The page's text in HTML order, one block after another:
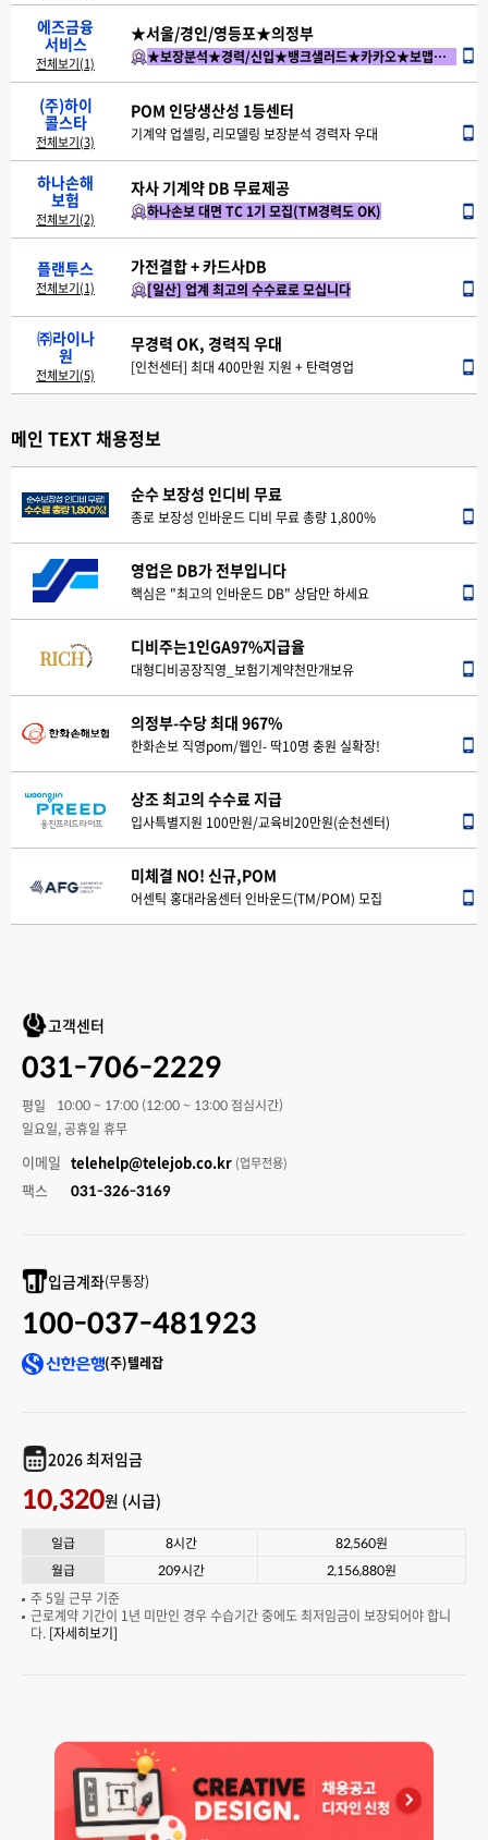
★오후반★최대 950%★
일산 밀리패스 오후반 상담사 모집
★고효율5070고연령DB★
신입/경력 최대 지급률900%!!/의정부직영4
DB손해보험 인바운드
GS홈쇼핑 MNS 인바운드 오픈
정착지원금지급!750%보장
DB손해보험 분당POM8센터 영업가족 대모집!!
파주,일산,마포,공덕,안양
만기실손재가입~!! 드디어 오픈!!
현대홈쇼핑오픈3센터 인바운드 추가모집
인천 웹인 DB손해보험
정착지원 최대400만+100%*8회 추가지급
인천 pom DB손해보험
정착지원 최대400만+100%*8회 추가지급
DB손해보험 인바운드
GS홈쇼핑 인바운드 인원모집
DB전속일산POM 센터
기계약디비+실시간디비+ 보장분석
선착순 10명 (공덕역)
(시.간.단.축) 10시-2시 (신입/경력담원)
순천 비씨카드[AIG손보]
수수료 평균 1000프로 이상 [차등된 디비 제공
선착순 10명 (합정역)
오픈센터(시.간.단.축) 10시-2시 (재택가능
망포역-저연령 치아,상해
13차월 최대 6000프로(PDS/법인폰 사용)
에즈금융
서비스
전체보기(1)
★서울/경인/영등포★의정부
★보장분석★경력/신입★뱅크샐러드★카카오★보맵★
(주)하이
콜스타
전체보기(3)
POM 인당생산성 1등센터
기계약 업셀링, 리모델링 보장분석 경력자 우대
현대해상 POM센터
★최대850%, 보장분석 전문상담★
하나손해
보험
전체보기(2)
자사 기계약 DB 무료제공
하나손보 대면 TC 1기 모집(TM경력도 OK)
하이브리드 대면 FC 모집
월 POM디비 무상제공+최고 위촉지원금 마지막기회
플랜투스
전체보기(1)
가전결합 + 카드사DB
[일산] 업계 최고의 수수료로 모십니다
㈜라이나
원
전체보기(5)
무경력 OK, 경력직 우대
[광주센터] 최대 400만원 지원 + 탄력영업
무경력 OK, 경력직 우대
[인천센터] 최대 400만원 지원 + 탄력영업
무경력 OK, 경력직 우대
[서울센터] 최대 400만원 지원 + 탄력영업
[경기센터] 최대 400만원 지원 + 탄력영업
무경력 OK, 경력직 우대
[부산센터] 최대 400만원 지원 + 탄력영업
메인 TEXT 채용정보
순수 보장성 인디비 무료
종로 보장성 인바운드 디비 무료 총량 1,800%
영업은 DB가 전부입니다
핵심은 "최고의 인바운드 DB" 상담만 하세요
디비주는1인GA97%지급율
대형디비공장직영_보험기계약천만개보유
의정부-수당 최대 967%
한화손보 직영pom/웹인- 딱10명 충원 실확장!
상조 최고의 수수료 지급
입사특별지원 100만원/교육비20만원(순천센터)
미체결 NO! 신규,POM
어센틱 홍대라움센터 인바운드(TM/POM) 모집
고객센터
031-706-2229
평일 10:00 ~ 17:00 (12:00 ~ 13:00 점심시간)
일요일, 공휴일 휴무
이메일 telehelp@telejob.co.kr (업무전용)
팩스 031-326-3169
입금계좌(무통장)
100-037-481923
(주)텔레잡
2026 최저임금
10,320원 (시급)
일급 8시간
82,560원
월급
209시간 2,156,880원
주 5일 근무 기준
근로계약 기간이 1년 미만인 경우 수습기간 중에도 최저임금이 보장되어야 합니
다. [자세히보기]